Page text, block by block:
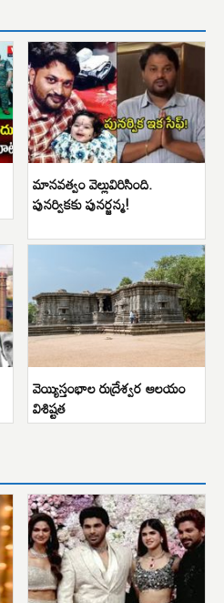
మానవత్వం వెల్లువిరిసింది.
పునర్వికకు పునర్జన్మ!
వెయ్యిస్తంభాల రుద్రేశ్వర ఆలయం
విశిష్టత